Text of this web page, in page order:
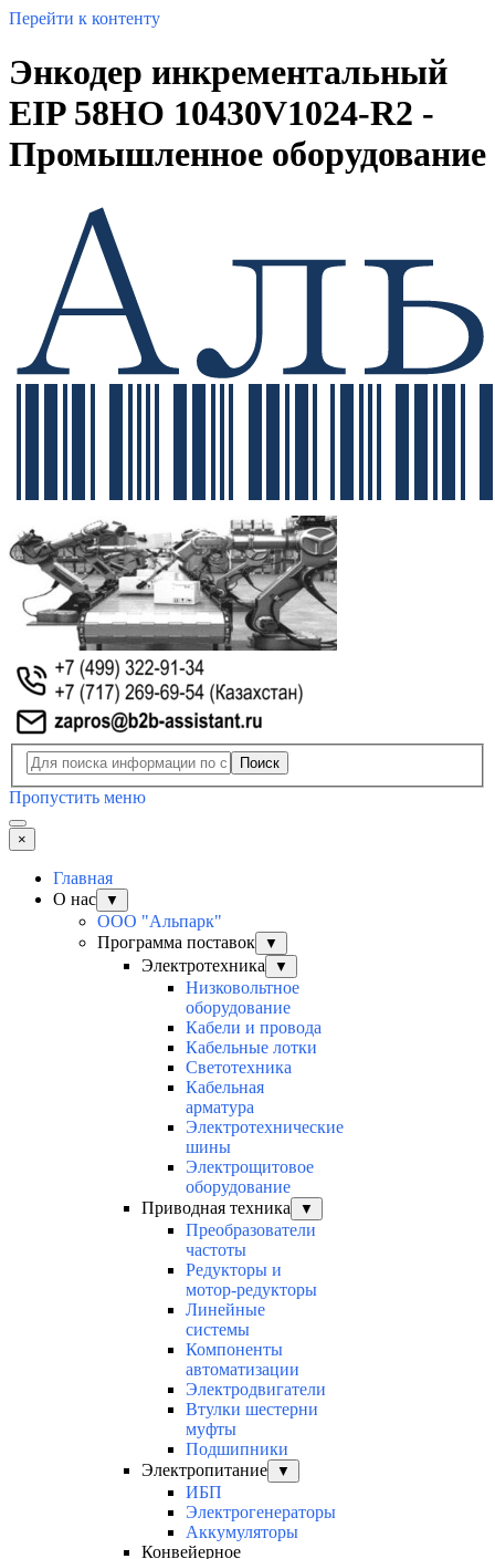
Перейти к контенту
Энкодер инкрементальный
EIP 58HO 10430V1024-R2 -
Промышленное оборудование
Поиск
Пропустить меню
×
Главная
О нас
▼
ООО "Альпарк"
Программа поставок
▼
Электротехника ▼
Низковольтное
оборудование
Кабели и провода
Кабельные лотки
Светотехника
Кабельная
арматура
Электротехнические
шины
Электрощитовое
оборудование
Приводная техника
▼
Преобразователи
частоты
Редукторы и
мотор-редукторы
Линейные
системы
Компоненты
автоматизации
Электродвигатели
Втулки шестерни
муфты
Подшипники
Электропитание
▼
ИБП
Электрогенераторы
Аккумуляторы
Конвейерное